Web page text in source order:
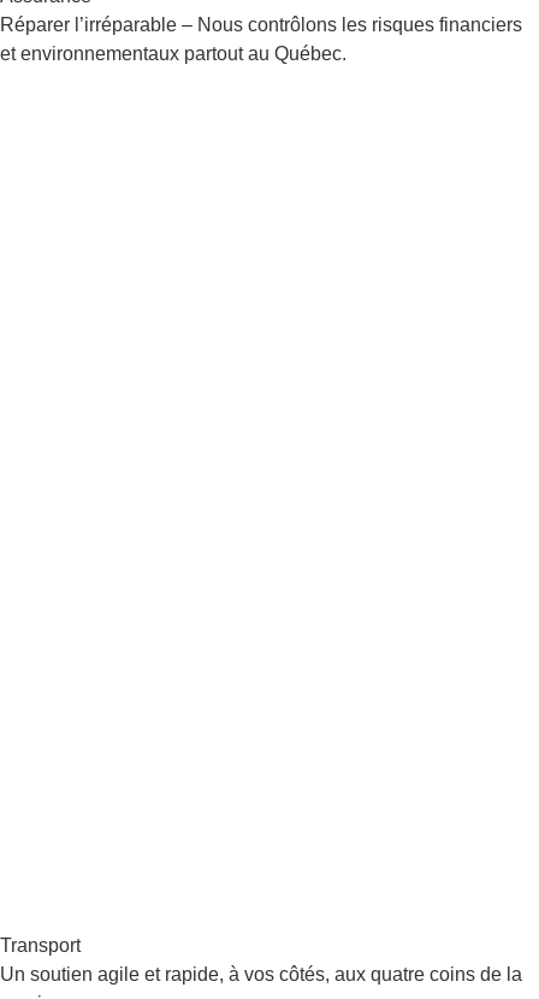
Réparer l’irréparable – Nous contrôlons les risques financiers
et environnementaux partout au Québec.
Transport
Un soutien agile et rapide, à vos côtés, aux quatre coins de la